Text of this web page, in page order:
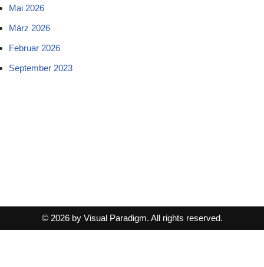
Mai 2026
März 2026
Februar 2026
September 2023
© 2026 by Visual Paradigm. All rights reserved.